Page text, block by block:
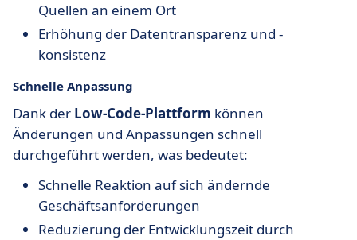
Quellen an einem Ort
Erhöhung der Datentransparenz und -
konsistenz
Schnelle Anpassung
Dank der Low-Code-Plattform können
Änderungen und Anpassungen schnell
durchgeführt werden, was bedeutet:
Schnelle Reaktion auf sich ändernde
Geschäftsanforderungen
Reduzierung der Entwicklungszeit durch